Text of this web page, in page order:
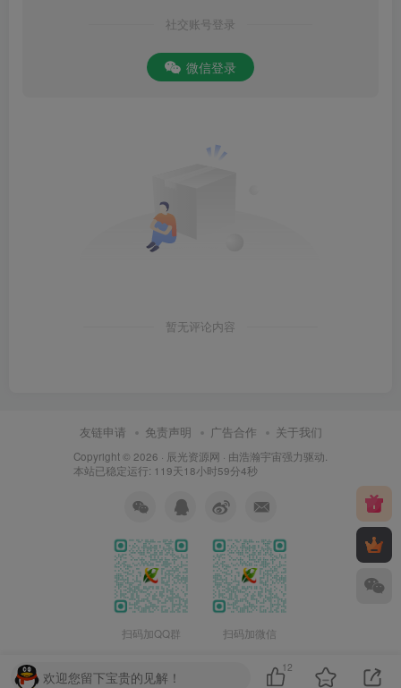
社交账号登录
微信登录
暂无评论内容
友链申请 免责声明 广告合作 关于我们
Copyright © 2026 · 辰光资源网 · 由浩瀚宇宙强力驱动.
本站已稳定运行: 119天18小时59分5秒
扫码加QQ群 扫码加微信
欢迎您留下宝贵的见解！
12